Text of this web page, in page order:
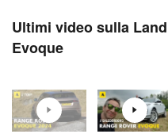
Ultimi video sulla
Evoque